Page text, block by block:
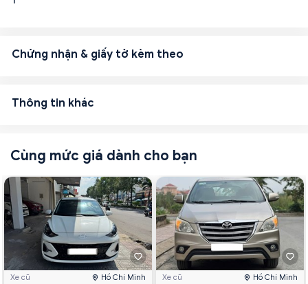
Chứng nhận & giấy tờ kèm theo
Thông tin khác
Cùng mức giá dành cho bạn
Xe cũ Hồ Chí Minh Xe cũ Hồ Chí Minh